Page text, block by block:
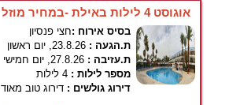
אוגוסט 4 לילות באילת -במחיר מוזל
בסיס אירוח :חצי פנסיון
ת.הגעה : 23.8.26, יום ראשון
ת.עזיבה : 27.8.26, יום חמישי
מספר לילות : 4 לילות
דירוג גולשים : דירוג טוב מאוד